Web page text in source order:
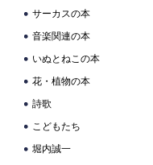
サーカスの本
音楽関連の本
いぬとねこの本
花・植物の本
詩歌
こどもたち
堀内誠一